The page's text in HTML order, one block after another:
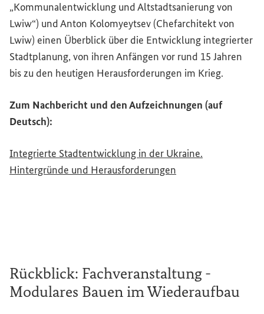
„Kommunalentwicklung und Altstadtsanierung von
Lwiw“) und Anton Kolomyeytsev (Chefarchitekt von
Lwiw) einen Überblick über die Entwicklung integrierter
Stadtplanung, von ihren Anfängen vor rund 15 Jahren
bis zu den heutigen Herausforderungen im Krieg.
Zum Nachbericht und den Aufzeichnungen (auf
Deutsch):
Integrierte Stadtentwicklung in der Ukraine.
Hintergründe und Herausforderungen
Rückblick: Fachveranstaltung -
Modulares Bauen im Wiederaufbau